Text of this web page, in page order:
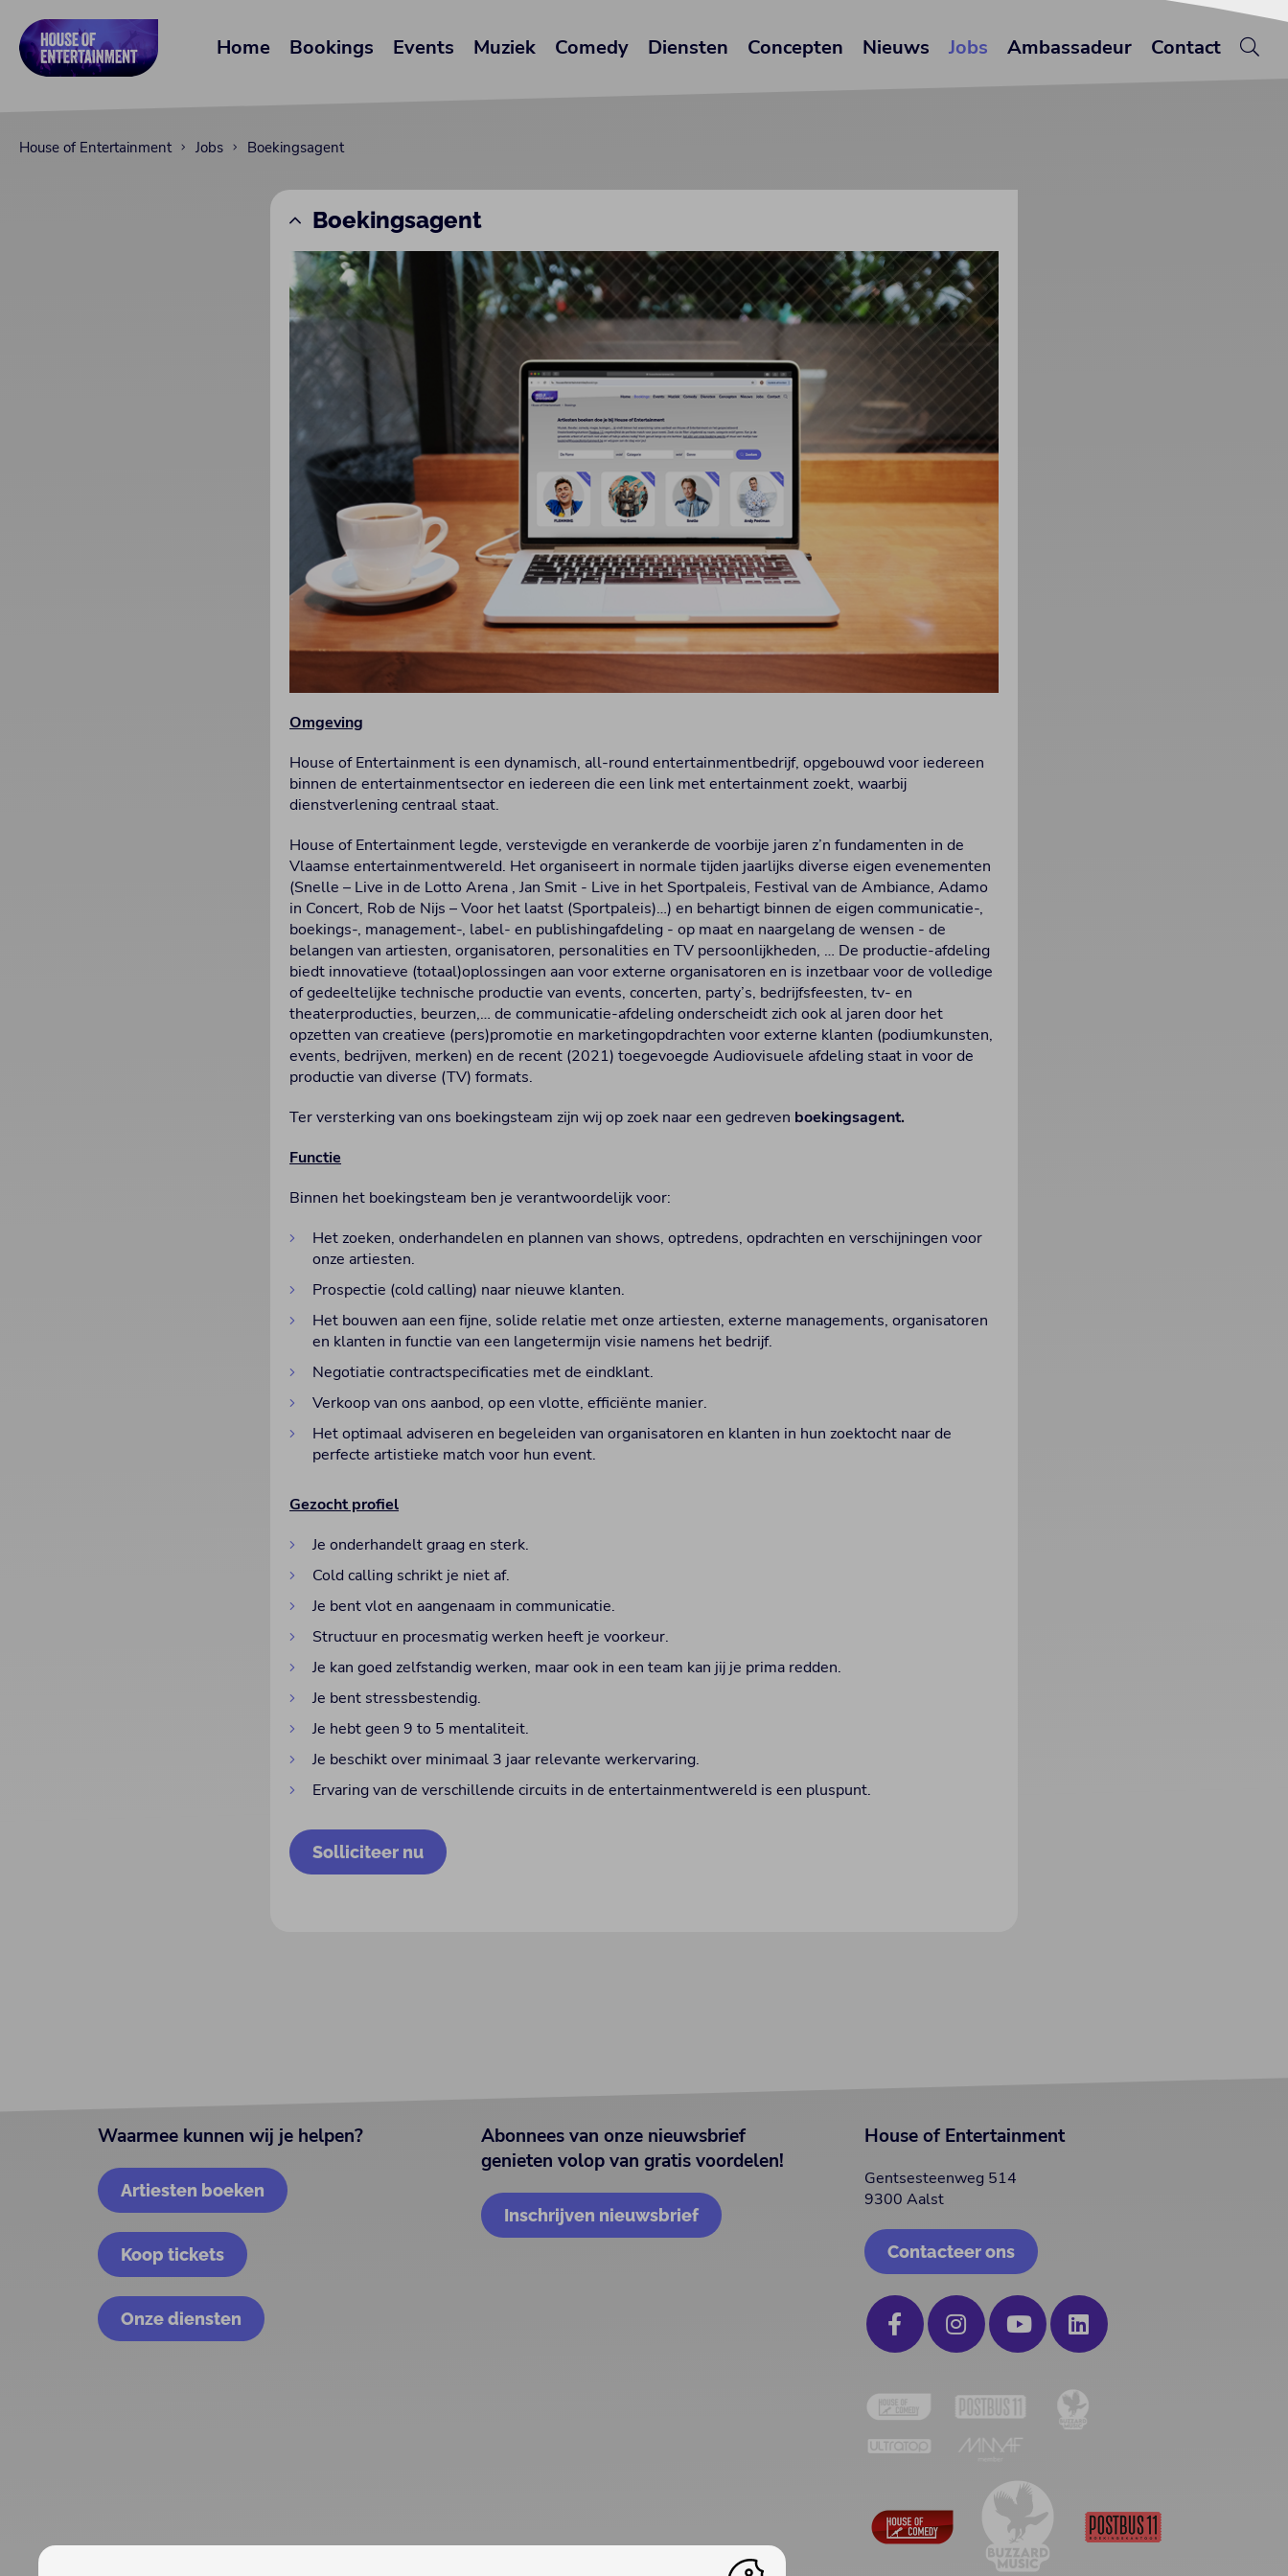
Home Bookings Events Muziek Comedy Diensten Concepten Nieuws Jobs Ambassadeur Contact
House of Entertainment Jobs Boekingsagent
Boekingsagent
Omgeving
House of Entertainment is een dynamisch, all-round entertainmentbedrijf, opgebouwd voor iedereen
binnen de entertainmentsector en iedereen die een link met entertainment zoekt, waarbij
dienstverlening centraal staat.
House of Entertainment legde, verstevigde en verankerde de voorbije jaren z’n fundamenten in de
Vlaamse entertainmentwereld. Het organiseert in normale tijden jaarlijks diverse eigen evenementen
(Snelle – Live in de Lotto Arena , Jan Smit - Live in het Sportpaleis, Festival van de Ambiance, Adamo
in Concert, Rob de Nijs – Voor het laatst (Sportpaleis)…) en behartigt binnen de eigen communicatie-,
boekings-, management-, label- en publishingafdeling - op maat en naargelang de wensen - de
belangen van artiesten, organisatoren, personalities en TV persoonlijkheden, … De productie-afdeling
biedt innovatieve (totaal)oplossingen aan voor externe organisatoren en is inzetbaar voor de volledige
of gedeeltelijke technische productie van events, concerten, party’s, bedrijfsfeesten, tv- en
theaterproducties, beurzen,… de communicatie-afdeling onderscheidt zich ook al jaren door het
opzetten van creatieve (pers)promotie en marketingopdrachten voor externe klanten (podiumkunsten,
events, bedrijven, merken) en de recent (2021) toegevoegde Audiovisuele afdeling staat in voor de
productie van diverse (TV) formats.
Ter versterking van ons boekingsteam zijn wij op zoek naar een gedreven boekingsagent.
Functie
Binnen het boekingsteam ben je verantwoordelijk voor:
Het zoeken, onderhandelen en plannen van shows, optredens, opdrachten en verschijningen voor
onze artiesten.
Prospectie (cold calling) naar nieuwe klanten.
Het bouwen aan een fijne, solide relatie met onze artiesten, externe managements, organisatoren
en klanten in functie van een langetermijn visie namens het bedrijf.
Negotiatie contractspecificaties met de eindklant.
Verkoop van ons aanbod, op een vlotte, efficiënte manier.
Het optimaal adviseren en begeleiden van organisatoren en klanten in hun zoektocht naar de
perfecte artistieke match voor hun event.
Gezocht profiel
Je onderhandelt graag en sterk.
Cold calling schrikt je niet af.
Je bent vlot en aangenaam in communicatie.
Structuur en procesmatig werken heeft je voorkeur.
Je kan goed zelfstandig werken, maar ook in een team kan jij je prima redden.
Je bent stressbestendig.
Je hebt geen 9 to 5 mentaliteit.
Je beschikt over minimaal 3 jaar relevante werkervaring.
Ervaring van de verschillende circuits in de entertainmentwereld is een pluspunt.
Solliciteer nu
Waarmee kunnen wij je helpen?
Artiesten boeken
Koop tickets
Onze diensten
Abonnees van onze nieuwsbrief
genieten volop van gratis voordelen!
Inschrijven nieuwsbrief
House of Entertainment
Gentsesteenweg 514
9300 Aalst
Contacteer ons